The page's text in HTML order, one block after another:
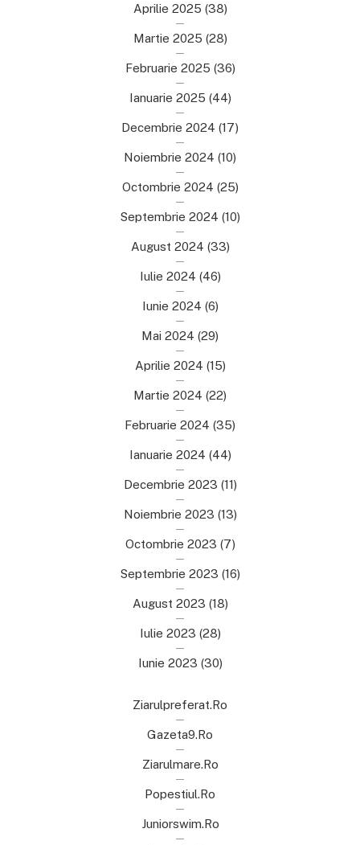
Aprilie 2025 (38)
Martie 2025 (28)
Februarie 2025 (36)
Ianuarie 2025 (44)
Decembrie 2024 (17)
Noiembrie 2024 (10)
Octombrie 2024 (25)
Septembrie 2024 (10)
August 2024 (33)
Iulie 2024 (46)
Iunie 2024 (6)
Mai 2024 (29)
Aprilie 2024 (15)
Martie 2024 (22)
Februarie 2024 (35)
Ianuarie 2024 (44)
Decembrie 2023 (11)
Noiembrie 2023 (13)
Octombrie 2023 (7)
Septembrie 2023 (16)
August 2023 (18)
Iulie 2023 (28)
Iunie 2023 (30)
Ziarulpreferat.ro
Gazeta9.ro
Ziarulmare.ro
Popestiul.ro
Juniorswim.ro